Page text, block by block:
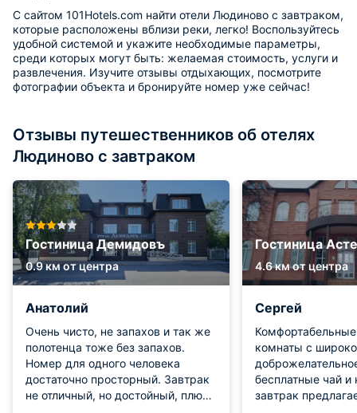
С сайтом 101Hotels.com найти отели Людиново с завтраком,
которые расположены вблизи реки, легко! Воспользуйтесь
удобной системой и укажите необходимые параметры,
среди которых могут быть: желаемая стоимость, услуги и
развлечения. Изучите отзывы отдыхающих, посмотрите
фотографии объекта и бронируйте номер уже сейчас!
Отзывы путешественников об отелях
Людиново с завтраком
Гостиница Демидовъ
0.9 км от центра
Анатолий
Очень чисто, не запахов и так же
полотенца тоже без запахов.
Номер для одного человека
достаточно просторный. Завтрак
не отличный, но достойный, плюс
Гостиница
4.6 км от центра
Сергей
комнаты с
бесплатные чай и
завтрак